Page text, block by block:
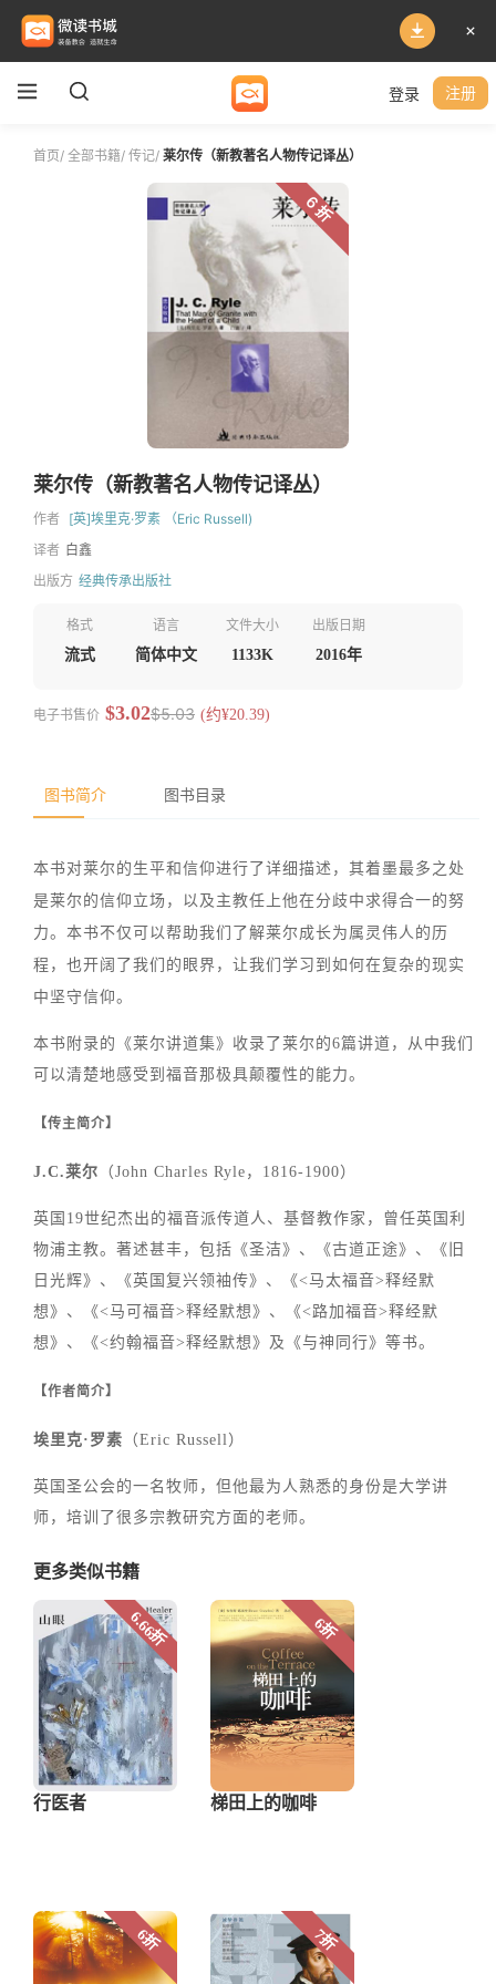
登录 注册
首页/ 全部书籍/ 传记/ 莱尔传（新教著名人物传记译丛）
6 折
莱尔传（新教著名人物传记译丛）
作者 [英]埃里克·罗素 （Eric Russell)
译者 白鑫
出版方 经典传承出版社
格式
流式
语言
简体中文
文件大小
1133K
出版日期
2016年
电子书售价 $3.02$5.03 (约¥20.39)
图书简介 图书目录
本书对莱尔的生平和信仰进行了详细描述，其着墨最多之处
是莱尔的信仰立场，以及主教任上他在分歧中求得合一的努
力。本书不仅可以帮助我们了解莱尔成长为属灵伟人的历
程，也开阔了我们的眼界，让我们学习到如何在复杂的现实
中坚守信仰。
本书附录的《莱尔讲道集》收录了莱尔的6篇讲道，从中我们
可以清楚地感受到福音那极具颠覆性的能力。
【传主简介】
J.C.莱尔 （John Charles Ryle，1816-1900）
英国19世纪杰出的福音派传道人、基督教作家，曾任英国利
物浦主教。著述甚丰，包括《圣洁》、《古道正途》、《旧
日光辉》、《英国复兴领袖传》、《<马太福音>释经默
想》、《<马可福音>释经默想》、《<路加福音>释经默
想》、《<约翰福音>释经默想》及《与神同行》等书。
【作者简介】
埃里克·罗素 （Eric Russell）
英国圣公会的一名牧师，但他最为人熟悉的身份是大学讲
师，培训了很多宗教研究方面的老师。
更多类似书籍